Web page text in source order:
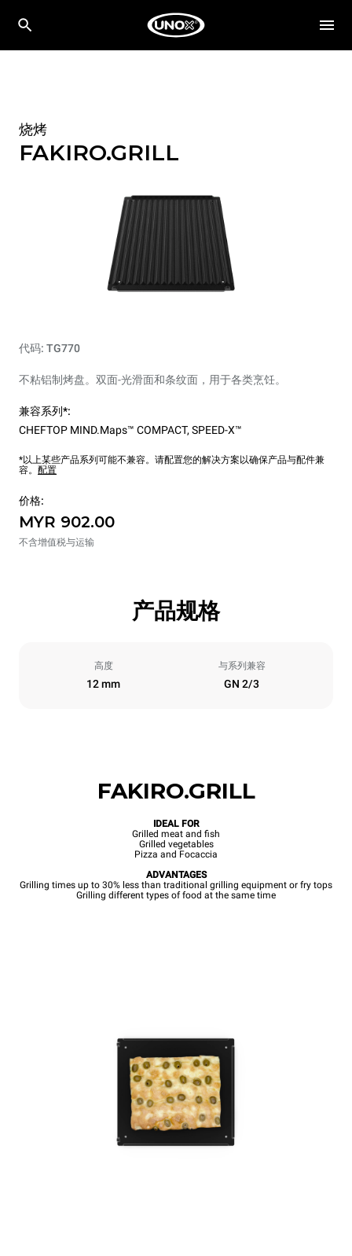
烧烤
FAKIRO.GRILL
代码: TG770
不粘铝制烤盘。双面-光滑面和条纹面，用于各类烹饪。
兼容系列*:
CHEFTOP MIND.Maps™ COMPACT, SPEED-X™
*以上某些产品系列可能不兼容。请配置您的解决方案以确保产品与配件兼
容。 配置
价格:
MYR 902.00
不含增值税与运输
产品规格
高度
12 mm
与系列兼容
GN 2/3
FAKIRO.GRILL
IDEAL FOR
Grilled meat and fish
Grilled vegetables
Pizza and Focaccia
ADVANTAGES
Grilling times up to 30% less than traditional grilling equipment or fry tops
Grilling different types of food at the same time